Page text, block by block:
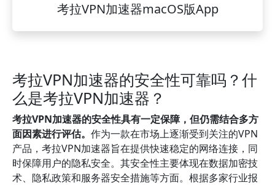
考拉VPN加速器macOS版App
考拉VPN加速器的安全性可靠吗？什
么是考拉VPN加速器？
考拉VPN加速器的安全性具有一定保障，但仍需结合多方
面因素进行评估。 作为一款在市场上逐渐受到关注的VPN
产品，考拉VPN加速器旨在提供快速稳定的网络连接，同
时保障用户的隐私安全。其安全性主要体现在数据加密技
术、隐私政策和服务器安全措施等方面。根据多家行业报